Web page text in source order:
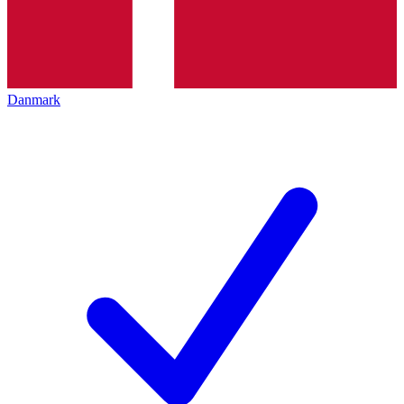
Danmark